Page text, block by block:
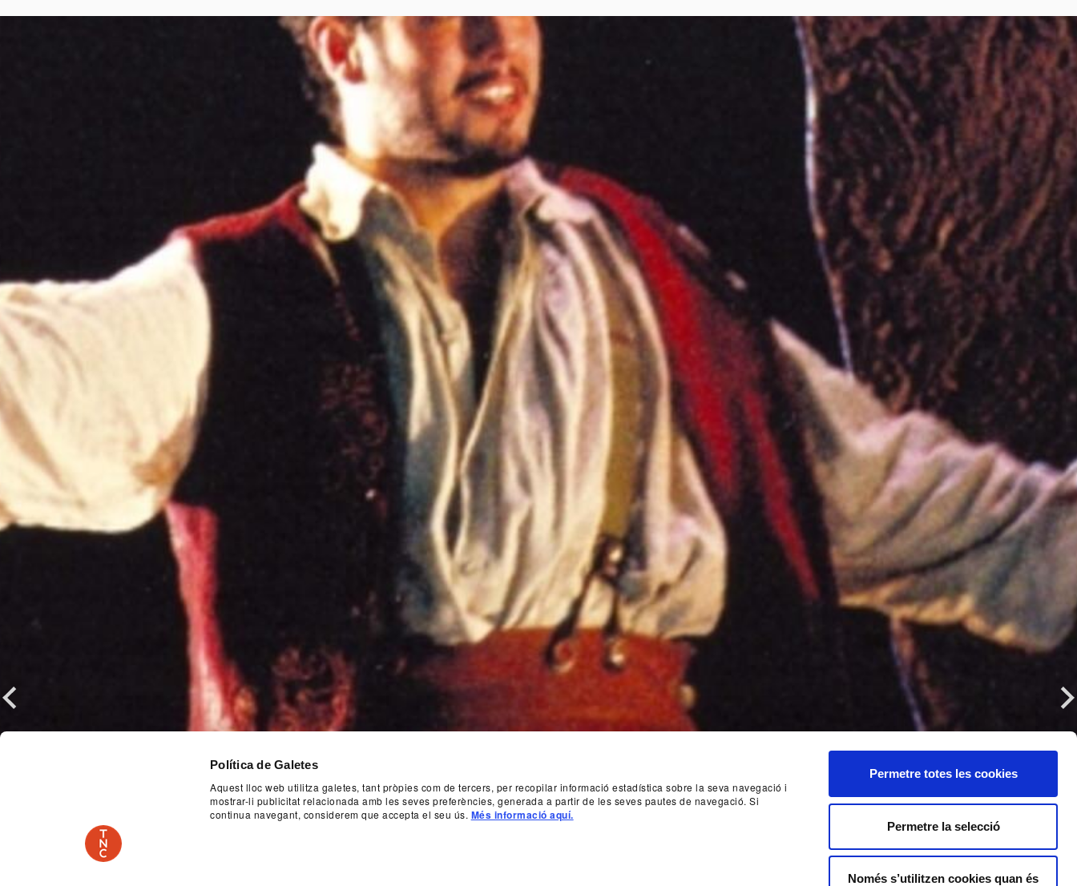
Política de Galetes
Aquest lloc web utilitza galetes, tant pròpies com de tercers, per recopilar informació estadística sobre la seva navegació i
mostrar-li publicitat relacionada amb les seves preferències, generada a partir de les seves pautes de navegació. Si
continua navegant, considerem que accepta el seu ús. Més informació aquí.
Permetre totes les cookies
Permetre la selecció
Només s’utilitzen cookies quan és
Next